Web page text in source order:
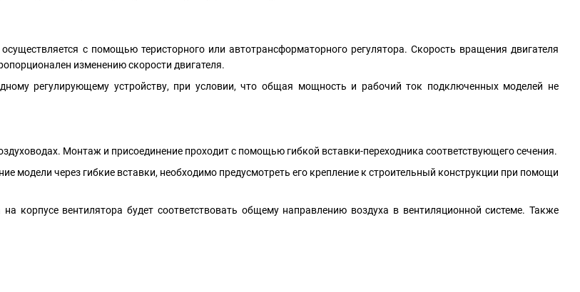
с помощью теристорного или автотрансформаторного регулятора. Скорость вращения двигателя
изменению скорости двигателя.
регулирующему устройству, при условии, что общая мощность и рабочий ток подключенных моделей не
Монтаж и присоединение проходит с помощью гибкой вставки-переходника соответствующего сечения.
модели через гибкие вставки, необходимо предусмотреть его крепление к строительный конструкции при помощи
корпусе вентилятора будет соответствовать общему направлению воздуха в вентиляционной системе. Также